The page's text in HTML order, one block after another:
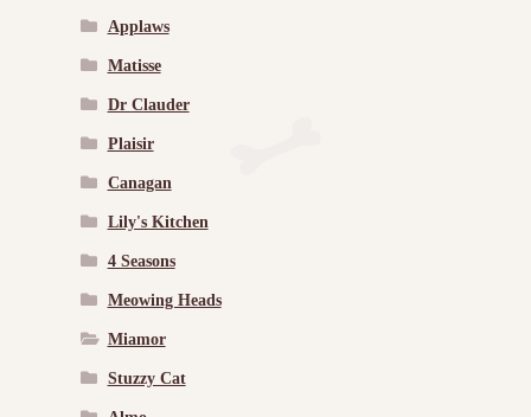
Applaws
Matisse
Dr Clauder
Plaisir
Canagan
Lily's Kitchen
4 Seasons
Meowing Heads
Miamor
Stuzzy Cat